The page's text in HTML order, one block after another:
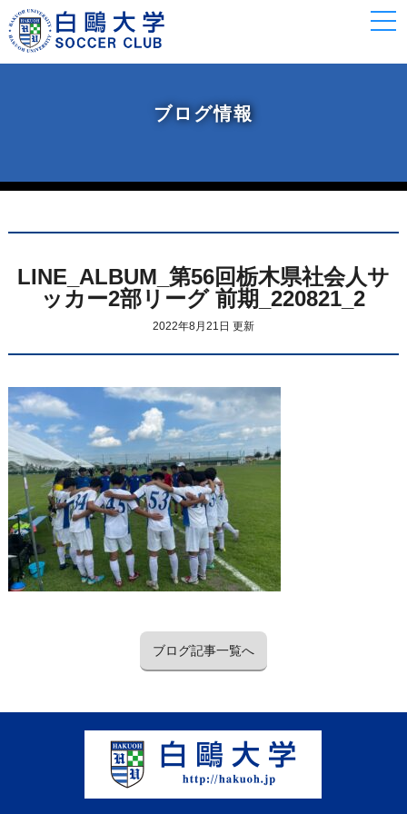
ブログ情報
LINE_ALBUM_第56回栃木県社会人サ
ッカー2部リーグ 前期_220821_2
2022年8月21日 更新
ブログ記事一覧へ